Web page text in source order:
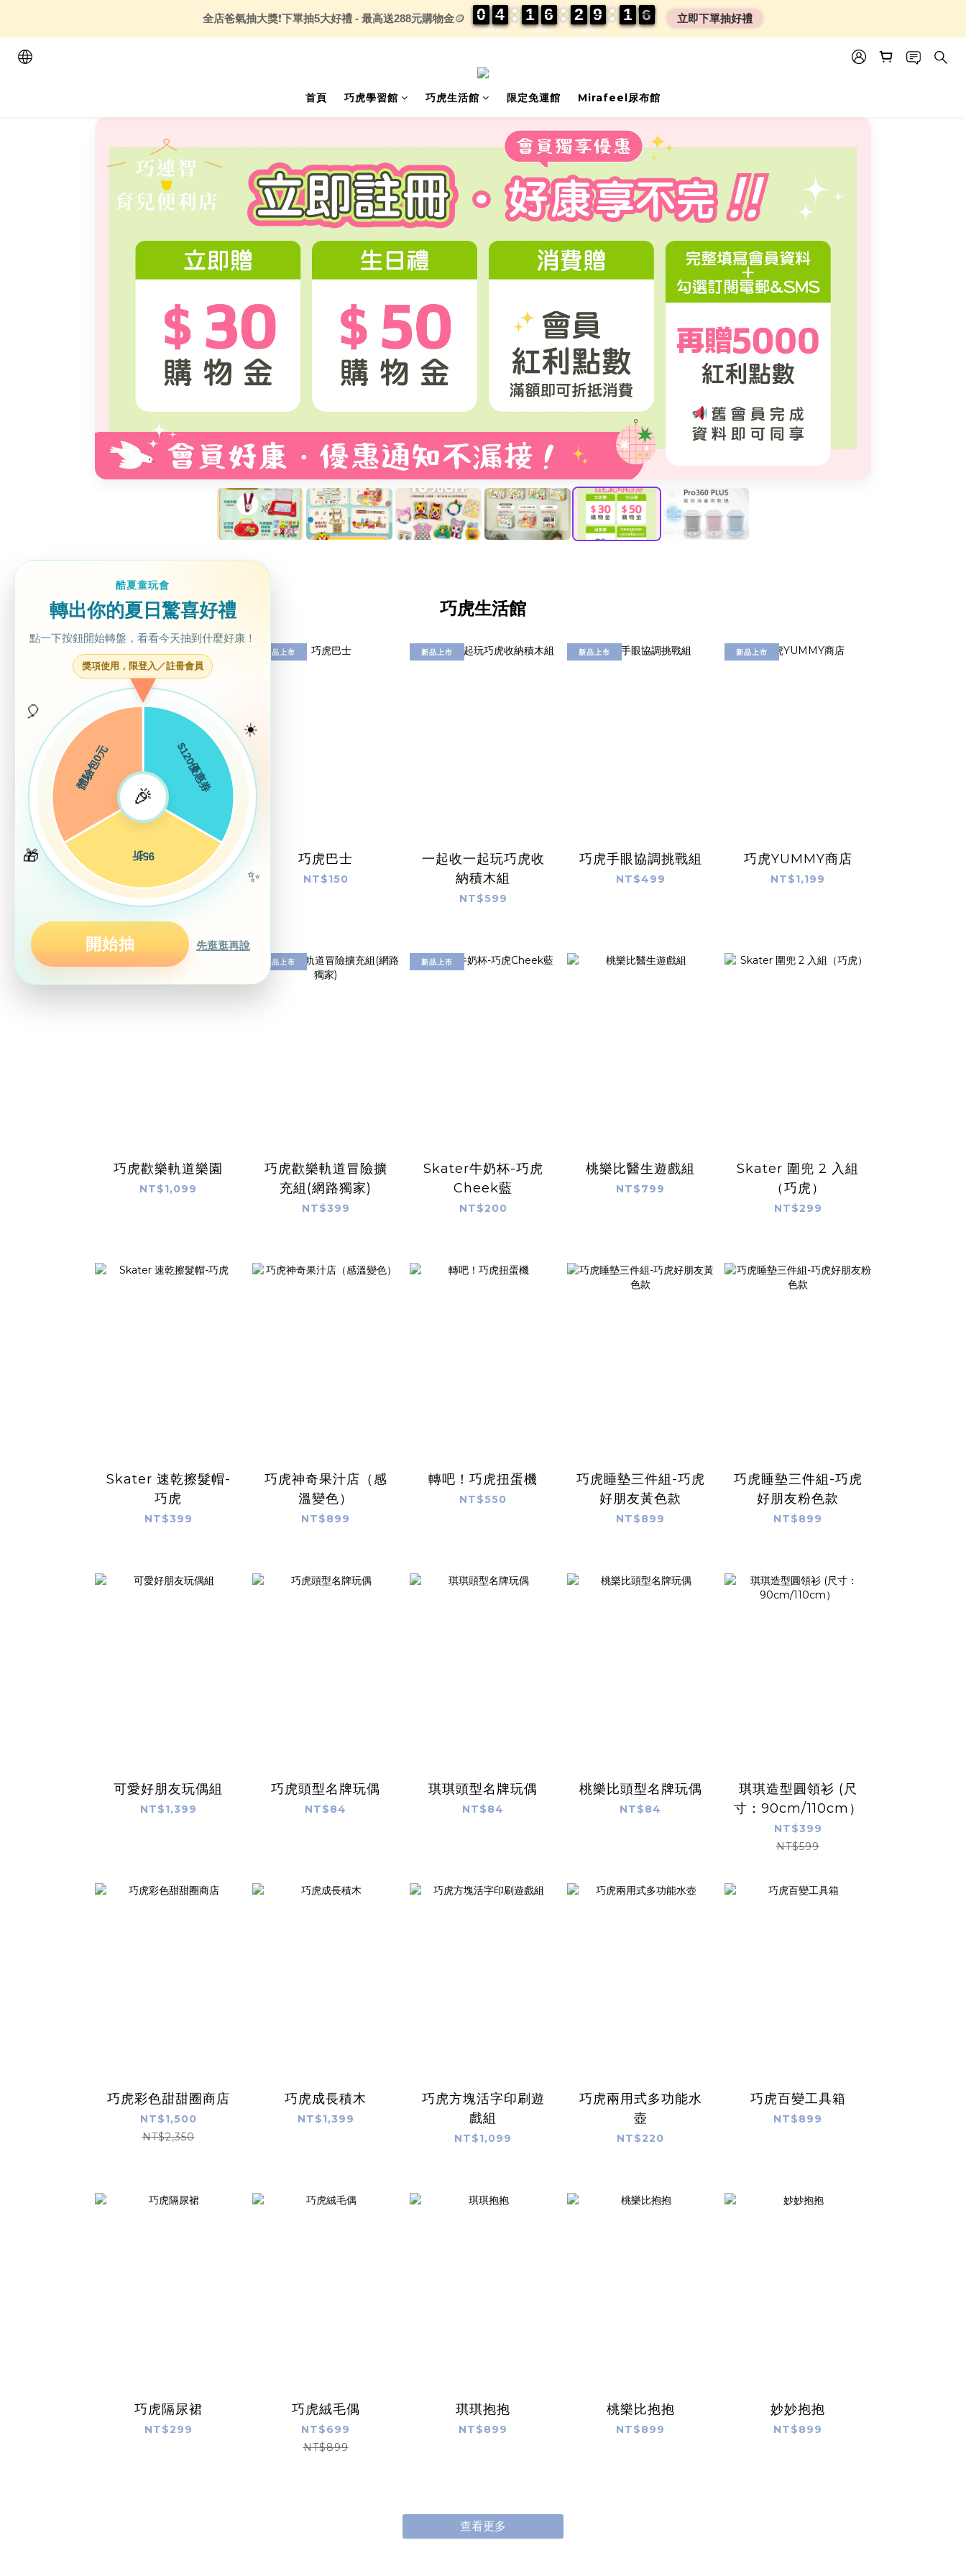
首頁 巧虎學習館 巧虎生活館 限定免運館 Mirafeel尿布館
酷夏童玩會
轉出你的夏日驚喜好禮
點一下按鈕開始轉盤，看看今天抽到什麼好康！
獎項使用，限登入／註冊會員
🎈
☀️
🎁
✨
$120優惠券
95折
體驗包0元
🎉
開始抽 先逛逛再說
巧虎生活館
新品上市
我是小醫生遊戲組
NT$499
新品上市
巧虎巴士
NT$150
新品上市
一起收一起玩巧虎收
納積木組
NT$599
新品上市
巧虎手眼協調挑戰組
NT$499
新品上市
巧虎YUMMY商店
NT$1,199
巧虎歡樂軌道樂園
NT$1,099
新品上市
巧虎歡樂軌道冒險擴
充組(網路獨家)
NT$399
新品上市
Skater牛奶杯-巧虎
Cheek藍
NT$200
桃樂比醫生遊戲組
NT$799
Skater 圍兜 2 入組
（巧虎）
NT$299
Skater 速乾擦髮帽-
巧虎
NT$399
巧虎神奇果汁店（感
溫變色）
NT$899
轉吧！巧虎扭蛋機
NT$550
巧虎睡墊三件組-巧虎
好朋友黃色款
NT$899
巧虎睡墊三件組-巧虎
好朋友粉色款
NT$899
可愛好朋友玩偶組
NT$1,399
巧虎頭型名牌玩偶
NT$84
琪琪頭型名牌玩偶
NT$84
桃樂比頭型名牌玩偶
NT$84
琪琪造型圓領衫 (尺
寸：90cm/110cm）
NT$399
NT$599
巧虎彩色甜甜圈商店
NT$1,500
NT$2,350
巧虎成長積木
NT$1,399
巧虎方塊活字印刷遊
戲組
NT$1,099
巧虎兩用式多功能水
壺
NT$220
巧虎百變工具箱
NT$899
巧虎隔尿裙
NT$299
巧虎絨毛偶
NT$699
NT$899
琪琪抱抱
NT$899
桃樂比抱抱
NT$899
妙妙抱抱
NT$899
查看更多
全店爸氣抽大獎❗下單抽5大好禮 - 最高送288元購物金🪙
DAYS
0
0
0
0 4
4
4
4
HRS
1
1
1
1 6
6
6
6
MIN
2
2
2
2 9
9
9
9
SEC
1
1
1
1 0
0
5
5
4 立即下單抽好禮